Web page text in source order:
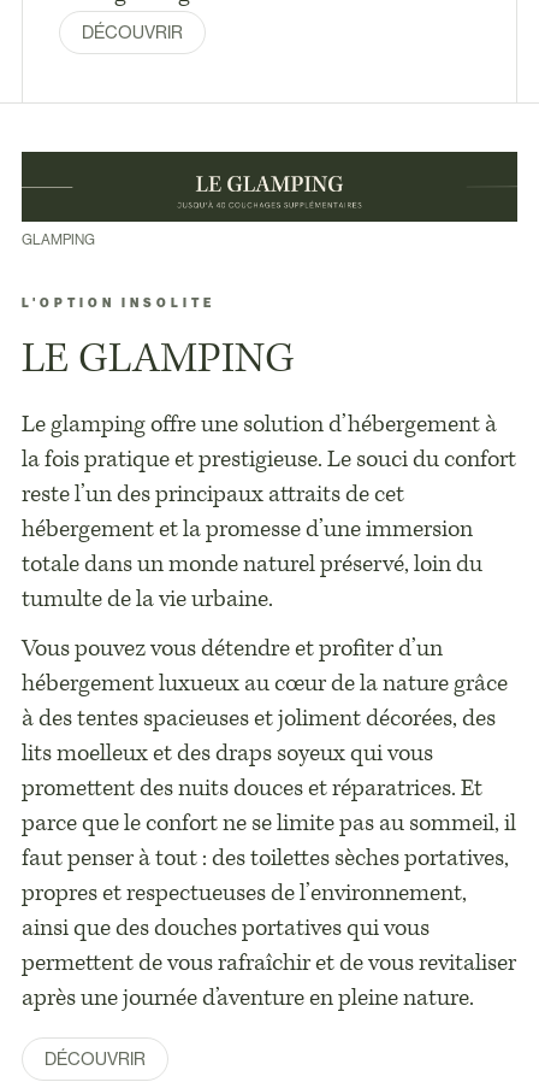
DÉCOUVRIR
GLAMPING
L'OPTION INSOLITE
LE GLAMPING
Le glamping offre une solution d’hébergement à
la fois pratique et prestigieuse. Le souci du confort
reste l’un des principaux attraits de cet
hébergement et la promesse d’une immersion
totale dans un monde naturel préservé, loin du
tumulte de la vie urbaine.
Vous pouvez vous détendre et profiter d’un
hébergement luxueux au cœur de la nature grâce
à des tentes spacieuses et joliment décorées, des
lits moelleux et des draps soyeux qui vous
promettent des nuits douces et réparatrices. Et
parce que le confort ne se limite pas au sommeil, il
faut penser à tout : des toilettes sèches portatives,
propres et respectueuses de l’environnement,
ainsi que des douches portatives qui vous
permettent de vous rafraîchir et de vous revitaliser
après une journée d’aventure en pleine nature.
DÉCOUVRIR